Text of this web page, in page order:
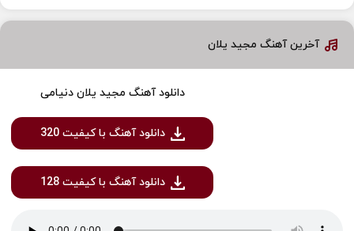
آخرین آهنگ مجید یلان
دانلود آهنگ مجید یلان دنیامی
دانلود آهنگ با کیفیت 320
دانلود آهنگ با کیفیت 128